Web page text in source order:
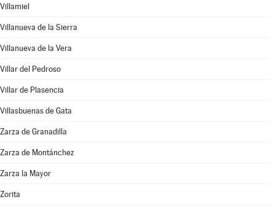
Villamiel
Villanueva de la Sierra
Villanueva de la Vera
Villar del Pedroso
Villar de Plasencia
Villasbuenas de Gata
Zarza de Granadilla
Zarza de Montánchez
Zarza la Mayor
Zorita